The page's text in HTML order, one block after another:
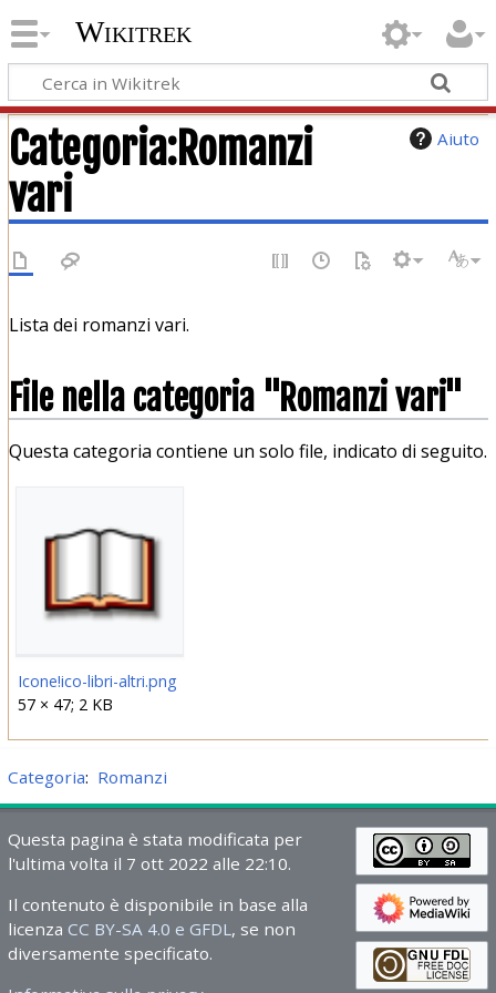
Wikitrek
Aiuto
Categoria:Romanzi
vari
Lista dei romanzi vari.
File nella categoria "Romanzi vari"
Questa categoria contiene un solo file, indicato di seguito.
Icone!ico-libri-altri.png
57 × 47; 2 KB
Categoria: Romanzi
Questa pagina è stata modificata per
l'ultima volta il 7 ott 2022 alle 22:10.
Il contenuto è disponibile in base alla
licenza CC BY-SA 4.0 e GFDL , se non
diversamente specificato.